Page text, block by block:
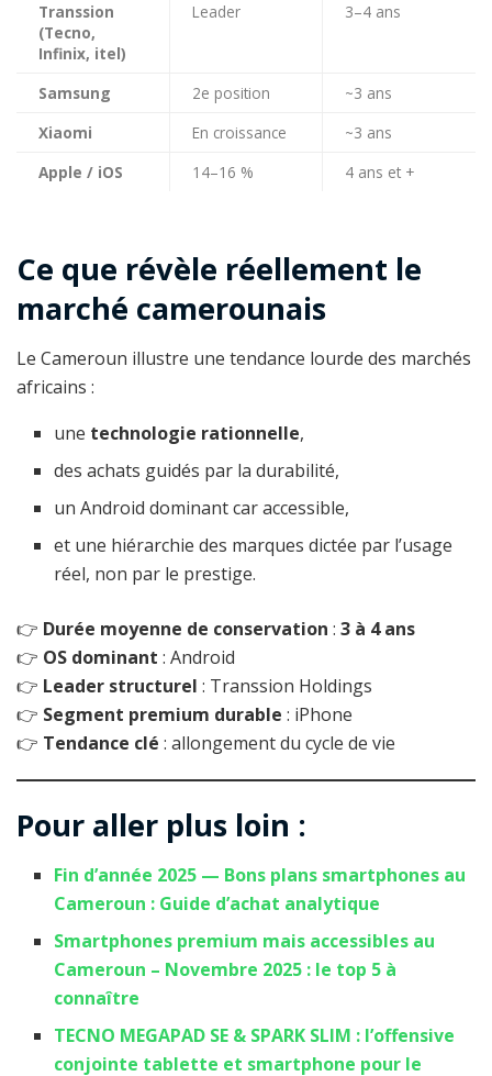
Transsion
(Tecno,
Infinix, itel)
Leader 3–4 ans
Samsung 2e position
~3 ans
Xiaomi
En croissance
~3 ans
Apple / iOS
14–16 % 4 ans et +
Ce que révèle réellement le
marché camerounais
Le Cameroun illustre une tendance lourde des marchés
africains :
une technologie rationnelle,
des achats guidés par la durabilité,
un Android dominant car accessible,
et une hiérarchie des marques dictée par l’usage
réel, non par le prestige.
👉 Durée moyenne de conservation : 3 à 4 ans
👉 OS dominant : Android
👉 Leader structurel : Transsion Holdings
👉 Segment premium durable : iPhone
👉 Tendance clé : allongement du cycle de vie
Pour aller plus loin :
Fin d’année 2025 — Bons plans smartphones au
Cameroun : Guide d’achat analytique
Smartphones premium mais accessibles au
Cameroun – Novembre 2025 : le top 5 à
connaître
TECNO MEGAPAD SE & SPARK SLIM : l’offensive
conjointe tablette et smartphone pour le